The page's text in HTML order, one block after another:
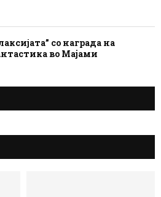
со награда на
во Мајами